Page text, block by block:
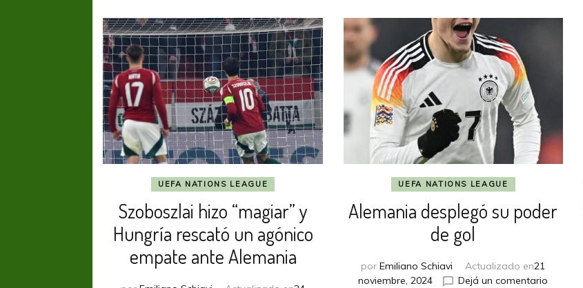
UEFA NATIONS LEAGUE
Szoboszlai hizo “magiar” y
Hungría rescató un agónico
empate ante Alemania
UEFA NATIONS LEAGUE
Alemania desplegó su poder
de gol
porEmiliano Schiavi Actualizado en21
noviembre, 2024
Dejá un comentario